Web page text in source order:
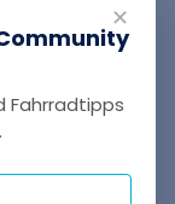
✕
Fahrradtipps